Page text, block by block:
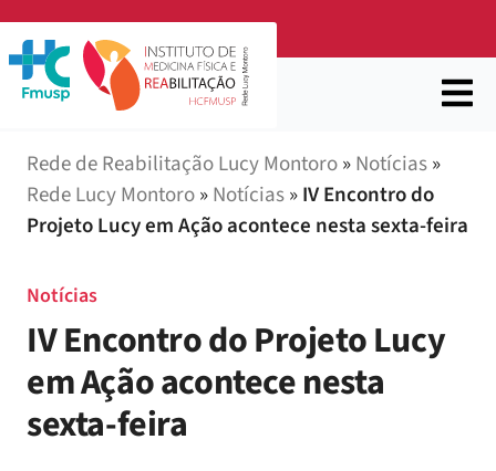
Rede de Reabilitação Lucy Montoro»Notícias»
Rede Lucy Montoro»Notícias»IV Encontro do
Projeto Lucy em Ação acontece nesta sexta-feira
Notícias
IV Encontro do Projeto Lucy
em Ação acontece nesta
sexta-feira